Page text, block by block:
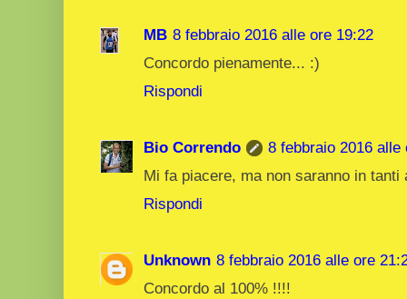
MB 8 febbraio 2016 alle ore 19:22
Concordo pienamente... :)
Rispondi
Bio Correndo
8 febbraio 2016 alle
Mi fa piacere, ma non saranno in
Rispondi
Unknown 8 febbraio 2016 alle ore
Concordo al 100% !!!!